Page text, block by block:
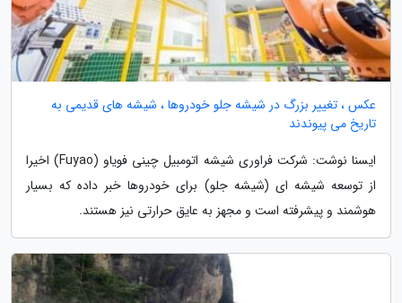
عکس ، تغییر بزرگ در شیشه جلو خودروها ، شیشه های قدیمی به
تاریخ می پیوندند
ایسنا نوشت: شرکت فراوری شیشه اتومبیل چینی فویاو (Fuyao) اخیرا
از توسعه شیشه ای (شیشه جلو) برای خودروها خبر داده که بسیار
هوشمند و پیشرفته است و مجهز به عایق حرارتی نیز هستند.